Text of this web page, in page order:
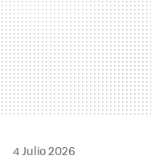
4 Julio 2026